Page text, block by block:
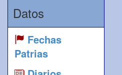
Datos
Fechas
Patrias